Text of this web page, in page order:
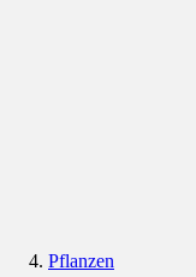
Pflanzen